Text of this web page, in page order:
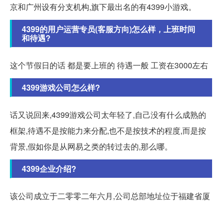
京和广州设有分支机构,旗下最出名的有4399小游戏。
4399的用户运营专员(客服方向)怎么样，上班时间
和待遇?
这个节假日的话 都是要上班的 待遇一般 工资在3000左右
4399游戏公司怎么样?
话又说回来,4399游戏公司太年轻了,自己没有什么成熟的
框架,待遇不是按能力来分配,也不是按技术的程度,而是按
背景,假如你是从网易之类的转过去的,那么哪。
4399企业介绍?
该公司成立于二零零二年六月,公司总部地址位于福建省厦